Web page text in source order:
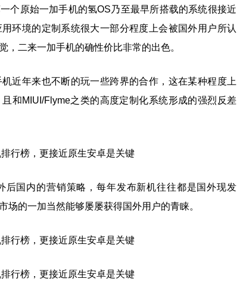
个原始一加手机的氢OS乃至最早所搭载的系统很接近
环境的定制系统很大一部分程度上会被国外用户所认
，二来一加手机的确性价比非常的出色。
近年来也不断的玩一些跨界的合作，这在某种程度上
和MIUI/Flyme之类的高度定制化系统形成的强烈反差
后国内的营销策略，每年发布新机往往都是国外现发
场的一加当然能够屡屡获得国外用户的青睐。